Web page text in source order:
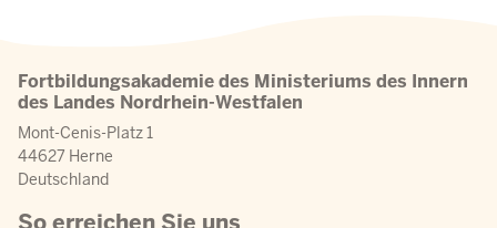
Fortbildungsakademie des Ministeriums des Innern
des Landes Nordrhein-Westfalen
Mont-Cenis-Platz 1
44627 Herne
Deutschland
So erreichen Sie uns